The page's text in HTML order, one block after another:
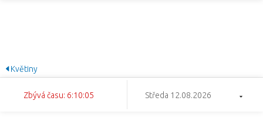
Květiny
Zbývá času: 6:10:05 Středa 12.08.2026